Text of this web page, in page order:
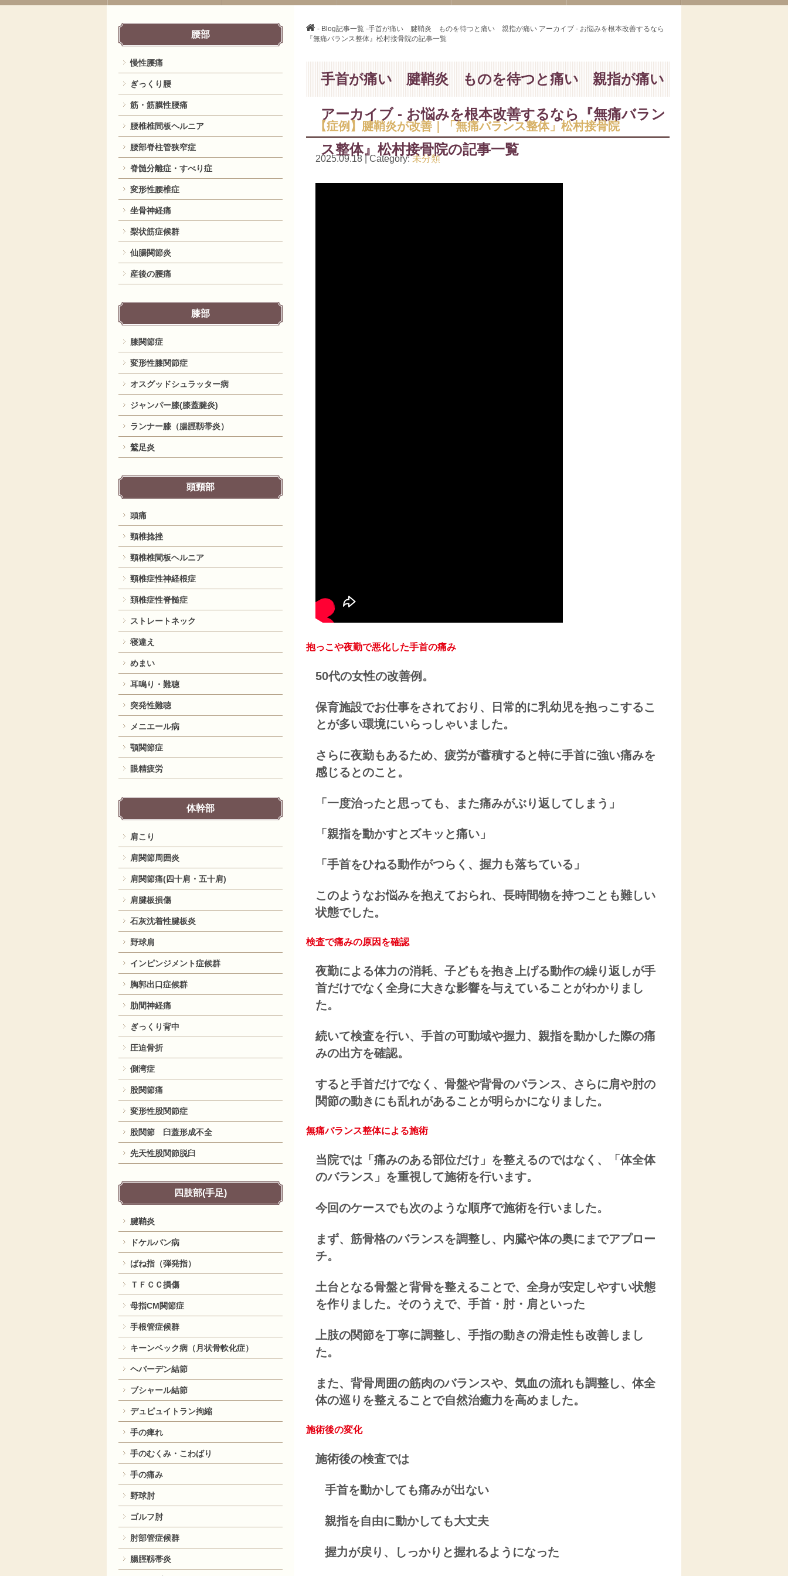
- Blog記事一覧 -手首が痛い 腱鞘炎 ものを待つと痛い 親指が痛い アーカイブ - お悩みを根本改善するなら
『無痛バランス整体』松村接骨院の記事一覧
手首が痛い 腱鞘炎 ものを待つと痛い 親指が痛い
アーカイブ - お悩みを根本改善するなら『無痛バラン
ス整体』松村接骨院の記事一覧
【症例】腱鞘炎が改善｜「無痛バランス整体」松村接骨院
2025.09.18 | Category:未分類
抱っこや夜勤で悪化した手首の痛み
50代の女性の改善例。
保育施設でお仕事をされており、日常的に乳幼児を抱っこするこ
とが多い環境にいらっしゃいました。
さらに夜勤もあるため、疲労が蓄積すると特に手首に強い痛みを
感じるとのこと。
「一度治ったと思っても、また痛みがぶり返してしまう」
「親指を動かすとズキッと痛い」
「手首をひねる動作がつらく、握力も落ちている」
このようなお悩みを抱えておられ、長時間物を持つことも難しい
状態でした。
検査で痛みの原因を確認
夜勤による体力の消耗、子どもを抱き上げる動作の繰り返しが手
首だけでなく全身に大きな影響を与えていることがわかりまし
た。
続いて検査を行い、手首の可動域や握力、親指を動かした際の痛
みの出方を確認。
すると手首だけでなく、骨盤や背骨のバランス、さらに肩や肘の
関節の動きにも乱れがあることが明らかになりました。
無痛バランス整体による施術
当院では「痛みのある部位だけ」を整えるのではなく、「体全体
のバランス」を重視して施術を行います。
今回のケースでも次のような順序で施術を行いました。
まず、筋骨格のバランスを調整し、内臓や体の奥にまでアプロー
チ。
土台となる骨盤と背骨を整えることで、全身が安定しやすい状態
を作りました。そのうえで、手首・肘・肩といった
上肢の関節を丁寧に調整し、手指の動きの滑走性も改善しまし
た。
また、背骨周囲の筋肉のバランスや、気血の流れも調整し、体全
体の巡りを整えることで自然治癒力を高めました。
施術後の変化
施術後の検査では
手首を動かしても痛みが出ない
親指を自由に動かしても大丈夫
握力が戻り、しっかりと握れるようになった
腰部
慢性腰痛
ぎっくり腰
筋・筋膜性腰痛
腰椎椎間板ヘルニア
腰部脊柱管狭窄症
脊髄分離症・すべり症
変形性腰椎症
坐骨神経痛
梨状筋症候群
仙腸関節炎
産後の腰痛
膝部
膝関節症
変形性膝関節症
オスグッドシュラッター病
ジャンパー膝(膝蓋腱炎)
ランナー膝（腸脛靱帯炎）
鷲足炎
頭頸部
頭痛
頸椎捻挫
頸椎椎間板ヘルニア
頸椎症性神経根症
頚椎症性脊髄症
ストレートネック
寝違え
めまい
耳鳴り・難聴
突発性難聴
メニエール病
顎関節症
眼精疲労
体幹部
肩こり
肩関節周囲炎
肩関節痛(四十肩・五十肩)
肩腱板損傷
石灰沈着性腱板炎
野球肩
インピンジメント症候群
胸郭出口症候群
肋間神経痛
ぎっくり背中
圧迫骨折
側湾症
股関節痛
変形性股関節症
股関節 臼蓋形成不全
先天性股関節脱臼
四肢部(手足)
腱鞘炎
ドケルバン病
ばね指（弾発指）
ＴＦＣＣ損傷
母指CM関節症
手根管症候群
キーンベック病（月状骨軟化症）
ヘバーデン結節
ブシャール結節
デュピュイトラン拘縮
手の痺れ
手のむくみ・こわばり
手の痛み
野球肘
ゴルフ肘
肘部管症候群
腸脛靱帯炎